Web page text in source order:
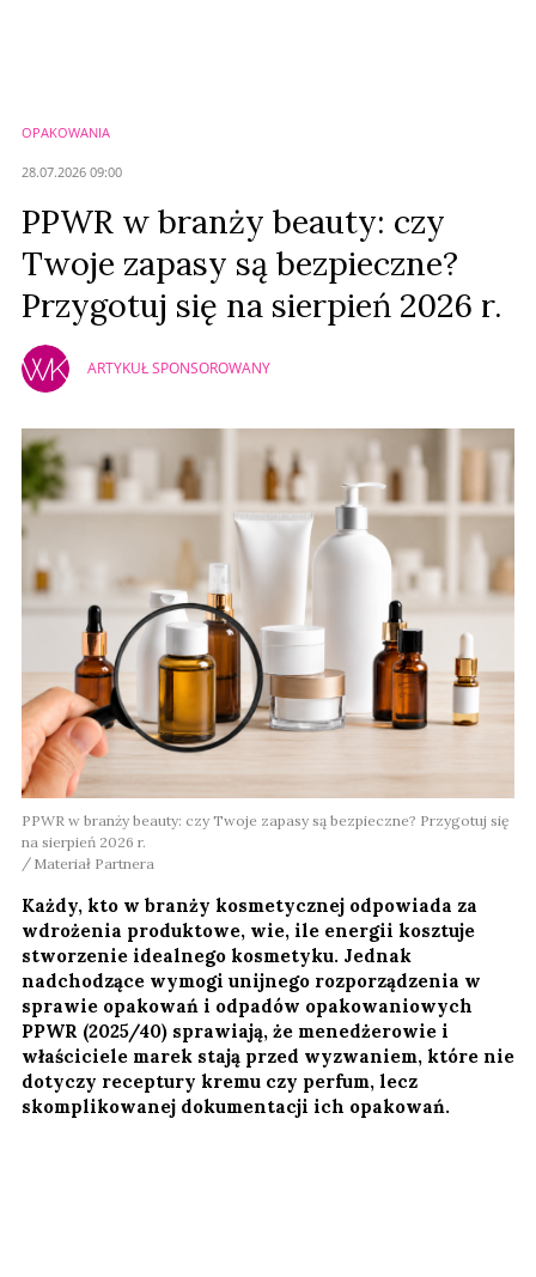
OPAKOWANIA
28.07.2026 09:00
PPWR w branży beauty: czy
Twoje zapasy są bezpieczne?
Przygotuj się na sierpień 2026 r.
ARTYKUŁ SPONSOROWANY
PPWR w branży beauty: czy Twoje zapasy są bezpieczne? Przygotuj się
na sierpień 2026 r.
Materiał Partnera
Każdy, kto w branży kosmetycznej odpowiada za
wdrożenia produktowe, wie, ile energii kosztuje
stworzenie idealnego kosmetyku. Jednak
nadchodzące wymogi unijnego rozporządzenia w
sprawie opakowań i odpadów opakowaniowych
PPWR (2025/40) sprawiają, że menedżerowie i
właściciele marek stają przed wyzwaniem, które nie
dotyczy receptury kremu czy perfum, lecz
skomplikowanej dokumentacji ich opakowań.